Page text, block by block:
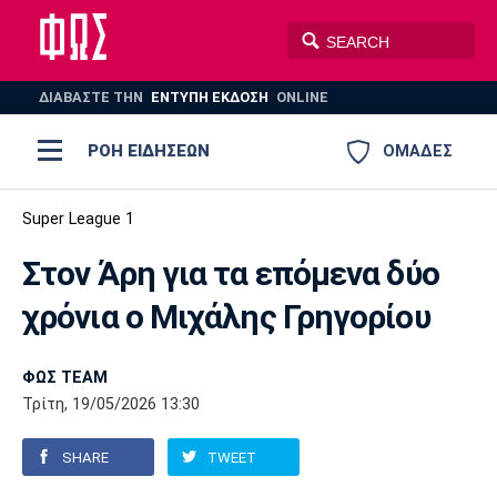
ΔΙΑΒΑΣΤΕ THN ΕΝΤΥΠΗ ΕΚΔΟΣΗ ONLINE
ΟΜΑΔΕΣ
ΡΟΗ ΕΙΔΗΣΕΩΝ
ΠΟΔΟΣΦΑΙΡΟ
ΒΟΛΕΪ ΠΟΛΟ
AUTO-MOTO
Ποδόσφαιρο
Super League 1
Super League 2
Γ Εθνική
Ελλάδα
Μπάσκετ
Ελλάδα
Εθνική
EuroLeague
Ολυμπιακοί Αγώνες
Βόλεϊ
Πόλο
Ολυμπιακός ΑΕΚ ΠΑΟΚ
Παναθηναϊκός Ατρόμητος
Super League 1
Στον Άρη για τα επόμενα δύο
χρόνια ο Μιχάλης Γρηγορίου
ΦΩΣ TEAM
Τρίτη, 19/05/2026 13:30
SHARE TWEET